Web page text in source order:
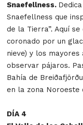
Snaefellness.
Snaefellness que
de la Tierra”. Aquí
coronado por un
nieve) y los
observar pájaros.
Bahía de
en la zona Noroeste
DÍA 4